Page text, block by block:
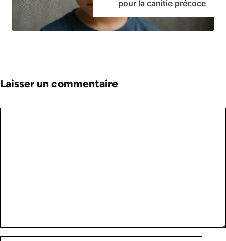
pour la canitie précoce
Laisser un commentaire